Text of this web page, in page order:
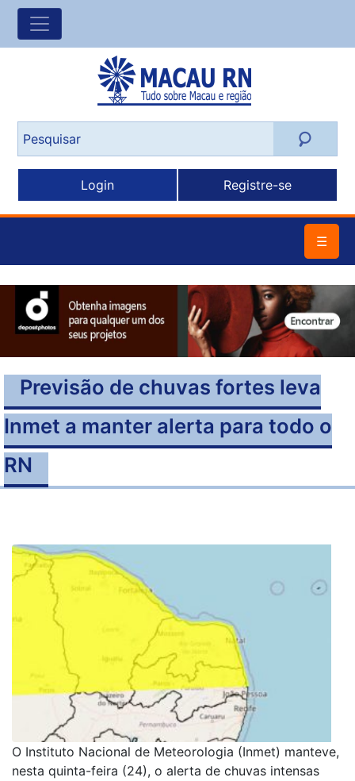
Login Registre-se
☰
Previsão de chuvas fortes leva
Inmet a manter alerta para todo o
RN
O Instituto Nacional de Meteorologia (Inmet) manteve,
nesta quinta-feira (24), o alerta de chuvas intensas